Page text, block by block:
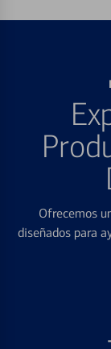
Ofrecemos
diseñados para